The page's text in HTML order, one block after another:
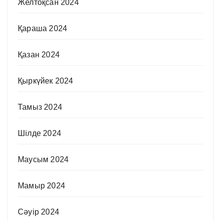
Желтоқсан 2024
Қараша 2024
Қазан 2024
Қыркүйек 2024
Тамыз 2024
Шілде 2024
Маусым 2024
Мамыр 2024
Сәуір 2024